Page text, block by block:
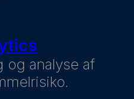
og analyse af